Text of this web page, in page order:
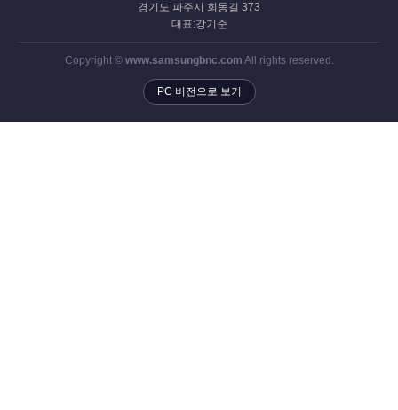
경기도 파주시 회동길 373
대표:강기준
Copyright © www.samsungbnc.com All rights reserved.
PC 버전으로 보기